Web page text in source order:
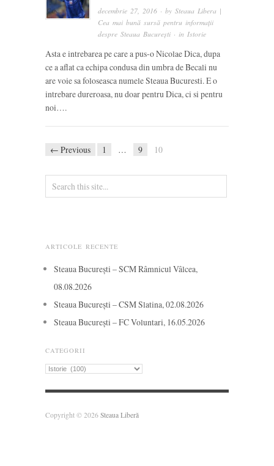
decembrie 27, 2016 · bySteaua Libera |
Cea mai bună sursă pentru informații
despre Steaua București · inIstorie
Asta e intrebarea pe care a pus-o Nicolae Dica, dupa
ce a aflat ca echipa condusa din umbra de Becali nu
are voie sa foloseasca numele Steaua Bucuresti. E o
intrebare dureroasa, nu doar pentru Dica, ci si pentru
noi….
← Previous 1 … 9 10
ARTICOLE RECENTE
Steaua București – SCM Râmnicul Vâlcea,
08.08.2026
Steaua București – CSM Slatina, 02.08.2026
Steaua București – FC Voluntari, 16.05.2026
CATEGORII
Categorii
Copyright © 2026 Steaua Liberă